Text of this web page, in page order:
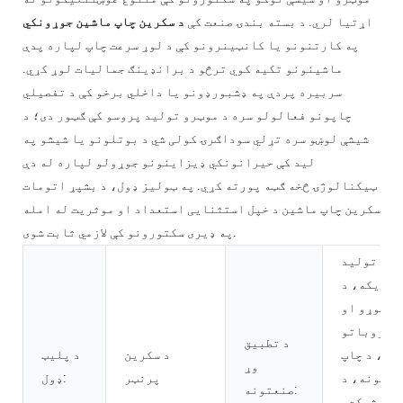
اړتیا لري. د بسته بندۍ صنعت کېد سکرین چاپ ماشین جوړونکي
په کارتنونو یا کانټینرونو کې د لوړ سرعت چاپ لپاره پدې
ماشینونو تکیه کوي ترڅو د برانډینګ جمالیات لوړ کړي.
سربیره پردې په ډشبورډونو یا داخلي برخو کې د تفصيلي
چاپونو فعالولو سره د موټرو تولید پروسو کې ګټور دی؛ د
شیشې لوښو سره تړلي سوداګرۍ کولی شي د بوتلونو یا شیشو په
لید کې حیرانونکي ډیزاینونو جوړولو لپاره له دې
ټیکنالوژۍ څخه ګټه پورته کړي. په ټولیز ډول، د بشپړ اتومات
سکرین چاپ ماشین د خپل استثنایی استعداد او موثریت له امله
په ډیری سکتورونو کې لازمي ثابت شوی.
د پلیټ
ډول:
د سکرین
پرنټر
د تطبیق
وړ
صنعتونه:
د تولید
د
خوړو او
مشروباتو
د چاپ
د